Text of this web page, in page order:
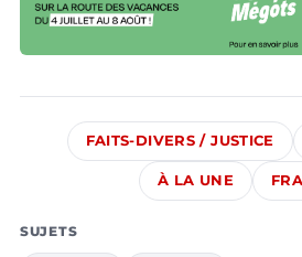
FAITS-DIVERS / JUSTICE
À LA UNE
SUJETS